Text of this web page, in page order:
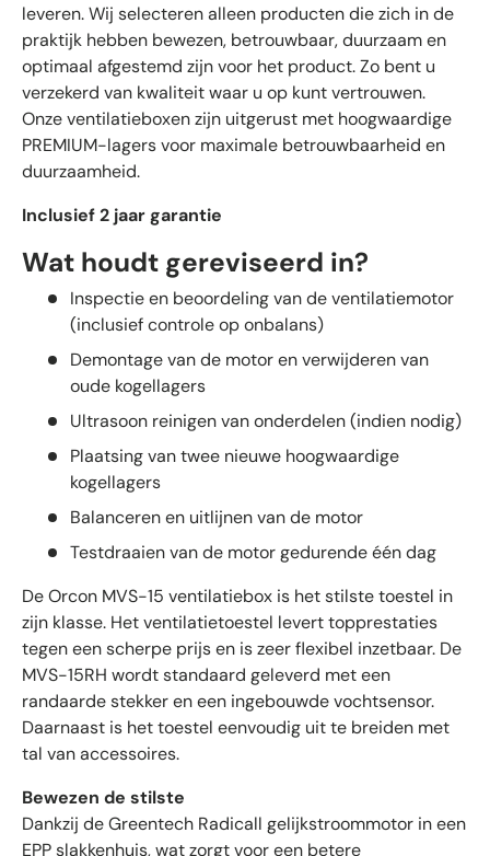
leveren. Wij selecteren alleen producten die zich in de
praktijk hebben bewezen, betrouwbaar, duurzaam en
optimaal afgestemd zijn voor het product. Zo bent u
verzekerd van kwaliteit waar u op kunt vertrouwen.
Onze ventilatieboxen zijn uitgerust met hoogwaardige
PREMIUM-lagers voor maximale betrouwbaarheid en
duurzaamheid.
Inclusief 2 jaar garantie
Wat houdt gereviseerd in?
Inspectie en beoordeling van de ventilatiemotor
(inclusief controle op onbalans)
Demontage van de motor en verwijderen van
oude kogellagers
Ultrasoon reinigen van onderdelen (indien nodig)
Plaatsing van twee nieuwe hoogwaardige
kogellagers
Balanceren en uitlijnen van de motor
Testdraaien van de motor gedurende één dag
De Orcon MVS-15 ventilatiebox is het stilste toestel in
zijn klasse. Het ventilatietoestel levert topprestaties
tegen een scherpe prijs en is zeer flexibel inzetbaar. De
MVS-15RH wordt standaard geleverd met een
randaarde stekker en een ingebouwde vochtsensor.
Daarnaast is het toestel eenvoudig uit te breiden met
tal van accessoires.
Bewezen de stilste
Dankzij de Greentech Radicall gelijkstroommotor in een
EPP slakkenhuis, wat zorgt voor een betere